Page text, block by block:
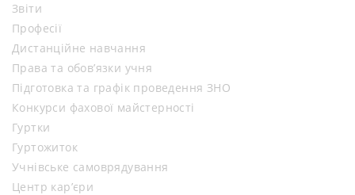
Звіти
Професії
Дистанційне навчання
Права та обов’язки учня
Підготовка та графік проведення ЗНО
Конкурси фахової майстерності
Гуртки
Гуртожиток
Учнівське самоврядування
Центр кар’єри